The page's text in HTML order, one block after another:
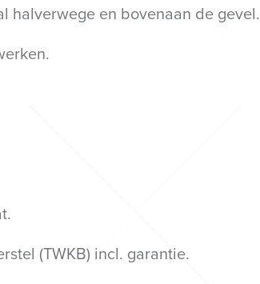
halverwege en bovenaan de gevel.
(TWKB) incl. garantie.